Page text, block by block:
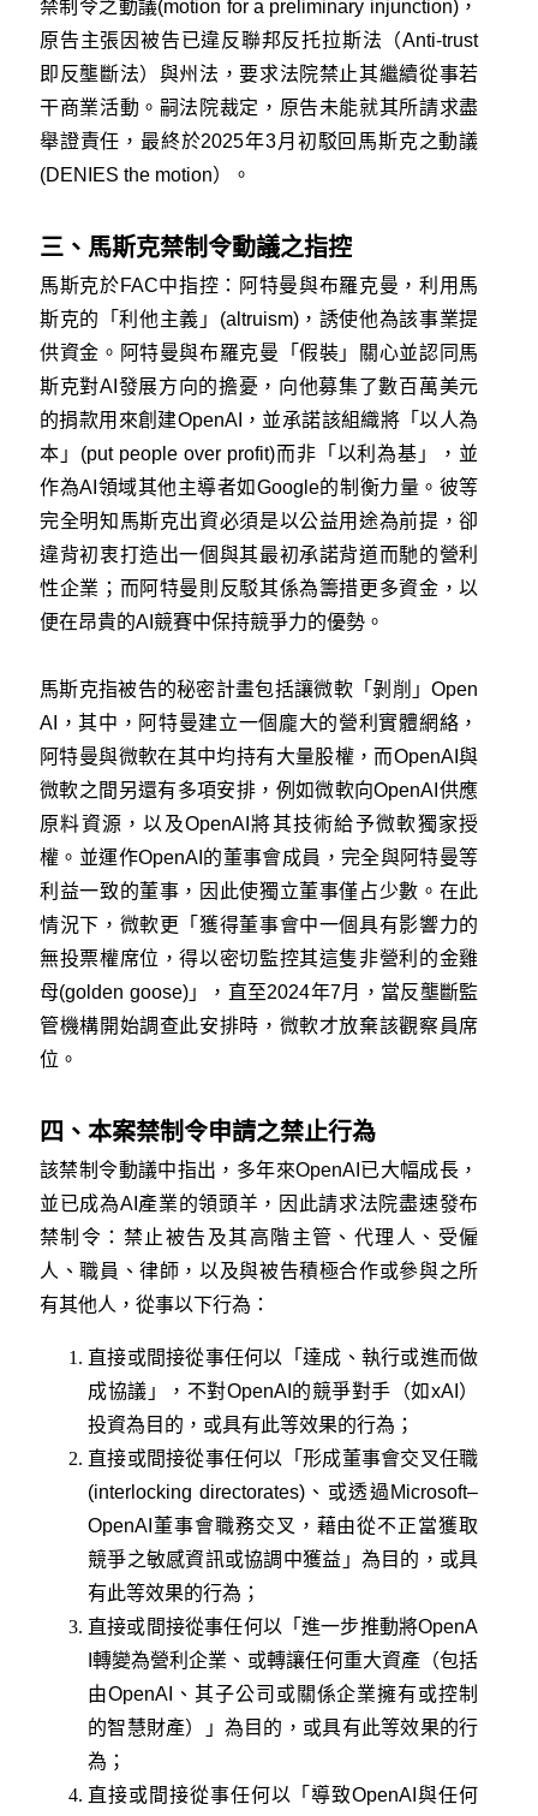
禁制令之動議(motion for a preliminary injunction)，
原告主張因被告已違反聯邦反托拉斯法（Anti-trust
即反壟斷法）與州法，要求法院禁止其繼續從事若
干商業活動。嗣法院裁定，原告未能就其所請求盡
舉證責任，最終於2025年3月初駁回馬斯克之動議
(DENIES the motion）。
三、馬斯克禁制令動議之指控
馬斯克於FAC中指控：阿特曼與布羅克曼，利用馬
斯克的「利他主義」(altruism)，誘使他為該事業提
供資金。阿特曼與布羅克曼「假裝」關心並認同馬
斯克對AI發展方向的擔憂，向他募集了數百萬美元
的捐款用來創建OpenAI，並承諾該組織將「以人為
本」(put people over profit)而非「以利為基」，並
作為AI領域其他主導者如Google的制衡力量。彼等
完全明知馬斯克出資必須是以公益用途為前提，卻
違背初衷打造出一個與其最初承諾背道而馳的營利
性企業；而阿特曼則反駁其係為籌措更多資金，以
便在昂貴的AI競賽中保持競爭力的優勢。
馬斯克指被告的秘密計畫包括讓微軟「剝削」Open
AI，其中，阿特曼建立一個龐大的營利實體網絡，
阿特曼與微軟在其中均持有大量股權，而OpenAI與
微軟之間另還有多項安排，例如微軟向OpenAI供應
原料資源，以及OpenAI將其技術給予微軟獨家授
權。並運作OpenAI的董事會成員，完全與阿特曼等
利益一致的董事，因此使獨立董事僅占少數。在此
情況下，微軟更「獲得董事會中一個具有影響力的
無投票權席位，得以密切監控其這隻非營利的金雞
母(golden goose)」，直至2024年7月，當反壟斷監
管機構開始調查此安排時，微軟才放棄該觀察員席
位。
四、本案禁制令申請之禁止行為
該禁制令動議中指出，多年來OpenAI已大幅成長，
並已成為AI產業的領頭羊，因此請求法院盡速發布
禁制令：禁止被告及其高階主管、代理人、受僱
人、職員、律師，以及與被告積極合作或參與之所
有其他人，從事以下行為：
直接或間接從事任何以「達成、執行或進而做
成協議」，不對OpenAI的競爭對手（如xAI）
投資為目的，或具有此等效果的行為；
直接或間接從事任何以「形成董事會交叉任職
(interlocking directorates)、或透過Microsoft–
OpenAI董事會職務交叉，藉由從不正當獲取
競爭之敏感資訊或協調中獲益」為目的，或具
有此等效果的行為；
直接或間接從事任何以「進一步推動將OpenA
I轉變為營利企業、或轉讓任何重大資產（包括
由OpenAI、其子公司或關係企業擁有或控制
的智慧財產）」為目的，或具有此等效果的行
為；
直接或間接從事任何以「導致OpenAI與任何